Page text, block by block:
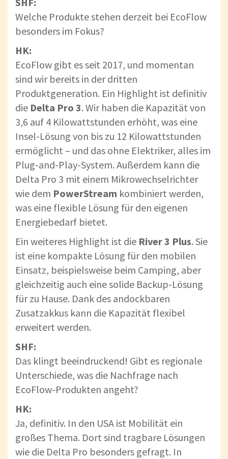
Welche Produkte stehen derzeit bei EcoFlow
besonders im Fokus?
HK:
EcoFlow gibt es seit 2017, und momentan
sind wir bereits in der dritten
Produktgeneration. Ein Highlight ist definitiv
die Delta Pro 3. Wir haben die Kapazität von
3,6 auf 4 Kilowattstunden erhöht, was eine
Insel-Lösung von bis zu 12 Kilowattstunden
ermöglicht – und das ohne Elektriker, alles im
Plug-and-Play-System. Außerdem kann die
Delta Pro 3 mit einem Mikrowechselrichter
wie dem PowerStream kombiniert werden,
was eine flexible Lösung für den eigenen
Energiebedarf bietet.
Ein weiteres Highlight ist die River 3 Plus. Sie
ist eine kompakte Lösung für den mobilen
Einsatz, beispielsweise beim Camping, aber
gleichzeitig auch eine solide Backup-Lösung
für zu Hause. Dank des andockbaren
Zusatzakkus kann die Kapazität flexibel
erweitert werden.
SHF:
Das klingt beeindruckend! Gibt es regionale
Unterschiede, was die Nachfrage nach
EcoFlow-Produkten angeht?
HK:
Ja, definitiv. In den USA ist Mobilität ein
großes Thema. Dort sind tragbare Lösungen
wie die Delta Pro besonders gefragt. In